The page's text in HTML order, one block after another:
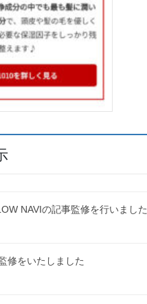
NAVIの記事監修を行いました
修をいたしました